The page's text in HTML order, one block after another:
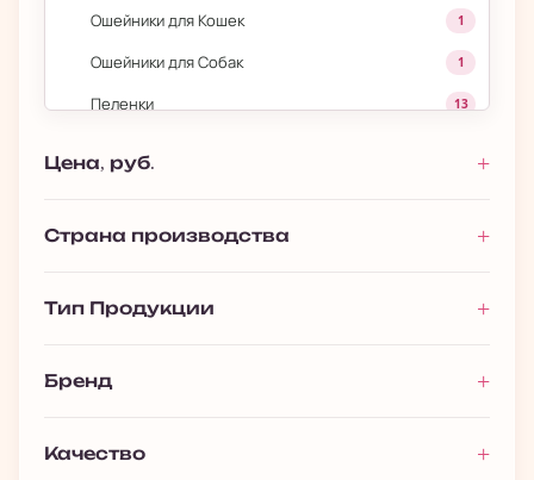
Ошейники для Кошек 1
Ошейники для Собак 1
Пеленки 13
Поводки
› Аквариумистика
Цена, руб.
Страна производства
Тип Продукции
Бренд
Качество